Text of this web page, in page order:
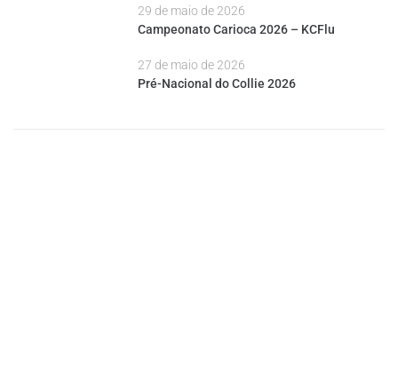
29 de maio de 2026
Campeonato Carioca 2026 – KCFlu
27 de maio de 2026
Pré-Nacional do Collie 2026